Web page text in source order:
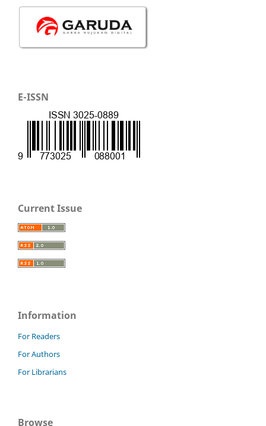
E-ISSN
Current Issue
Information
For Readers
For Authors
For Librarians
Browse